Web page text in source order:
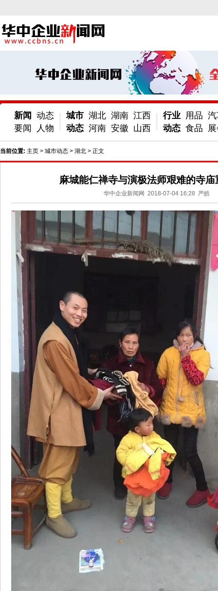
新闻
要闻
动态
人物
城市
动态
湖北 湖南 江西
河南 安徽 山西
行业
动态
用品
食品
当前位置: 主页 > 城市动态 > 湖北 > 正文
麻城能仁禅寺与演极法师艰难的寺庙
华中企业新闻网 2018-07-04 16:28 严皓